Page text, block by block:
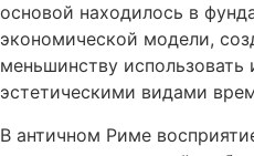
основой находилось в
экономической модели,
меньшинству использовать
эстетическими видами
В античном Риме